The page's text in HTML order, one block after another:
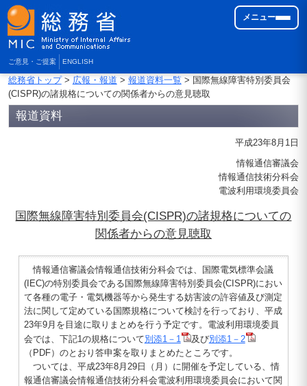
ご意見・ご提案 ENGLISH
メニュー
総務省トップ> 広報・報道 > 報道資料一覧> 国際無線障害特別委員会
(CISPR)の諸規格についての関係者からの意見聴取
報道資料
平成23年8月1日
情報通信審議会
情報通信技術分科会
電波利用環境委員会
国際無線障害特別委員会(CISPR)の諸規格についての
関係者からの意見聴取
情報通信審議会情報通信技術分科会では、国際電気標準会議
(IEC)の特別委員会である国際無線障害特別委員会(CISPR)におい
て各種の電子・電気機器等から発生する妨害波の許容値及び測定
法に関して定めている国際規格について検討を行っており、平成
23年9月を目途に取りまとめを行う予定です。電波利用環境委員
会では、下記1の規格について別添1－1 及び別添1－2
（PDF）のとおり答申案を取りまとめたところです。
ついては、平成23年8月29日（月）に開催を予定している、情
報通信審議会情報通信技術分科会電波利用環境委員会において関